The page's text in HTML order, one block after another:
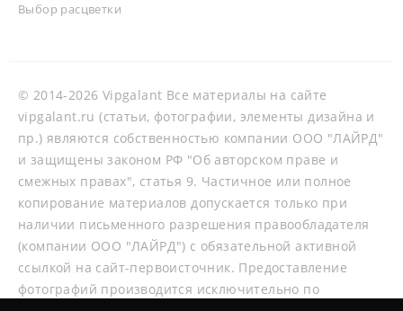
Выбор расцветки
© 2014-2026 Vipgalant Все материалы на сайте
vipgalant.ru (статьи, фотографии, элементы дизайна и
пр.) являются собственностью компании ООО "ЛАЙРД"
и защищены законом РФ "Об авторском праве и
смежных правах", статья 9. Частичное или полное
копирование материалов допускается только при
наличии письменного разрешения правообладателя
(компании ООО "ЛАЙРД") с обязательной активной
ссылкой на сайт-первоисточник. Предоставление
фотографий производится исключительно по